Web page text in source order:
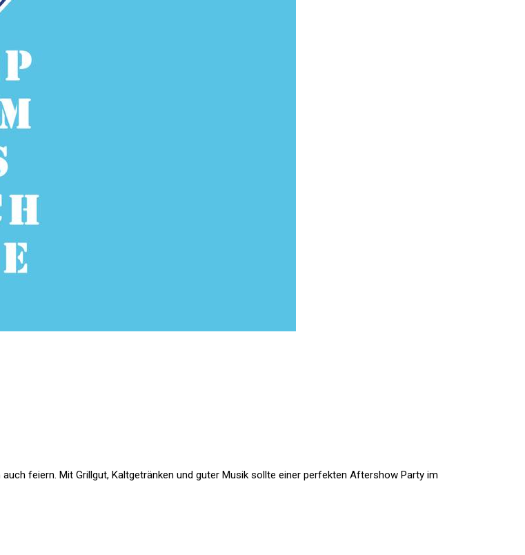
feiern. Mit Grillgut, Kaltgetränken und guter Musik sollte einer perfekten Aftershow Party im